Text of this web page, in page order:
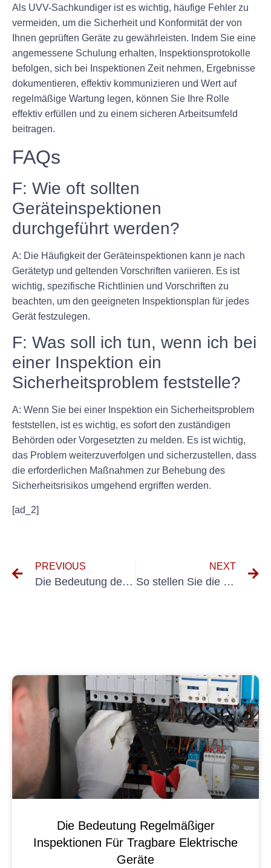
Als UVV-Sachkundiger ist es wichtig, häufige Fehler zu
vermeiden, um die Sicherheit und Konformität der von
Ihnen geprüften Geräte zu gewährleisten. Indem Sie eine
angemessene Schulung erhalten, Inspektionsprotokolle
befolgen, sich bei Inspektionen Zeit nehmen, Ergebnisse
dokumentieren, effektiv kommunizieren und Wert auf
regelmäßige Wartung legen, können Sie Ihre Rolle
effektiv erfüllen und zu einem sicheren Arbeitsumfeld
beitragen.
FAQs
F: Wie oft sollten
Geräteinspektionen
durchgeführt werden?
A: Die Häufigkeit der Geräteinspektionen kann je nach
Gerätetyp und geltenden Vorschriften variieren. Es ist
wichtig, spezifische Richtlinien und Vorschriften zu
beachten, um den geeigneten Inspektionsplan für jedes
Gerät festzulegen.
F: Was soll ich tun, wenn ich bei
einer Inspektion ein
Sicherheitsproblem feststelle?
A: Wenn Sie bei einer Inspektion ein Sicherheitsproblem
feststellen, ist es wichtig, es sofort den zuständigen
Behörden oder Vorgesetzten zu melden. Es ist wichtig,
das Problem weiterzuverfolgen und sicherzustellen, dass
die erforderlichen Maßnahmen zur Behebung des
Sicherheitsrisikos umgehend ergriffen werden.
[ad_2]
PREVIOUS
Die Bedeutung der DGUV V3-Prüfung für Messgeräte: Ein umfassender Leitfaden
NEXT
So stellen Sie die Sicherheit und Einhaltung der UVV-Prüfung für Kärcher-Hochdruckreiniger sicher
Die Bedeutung Regelmäßiger
Inspektionen Für Tragbare Elektrische
Geräte